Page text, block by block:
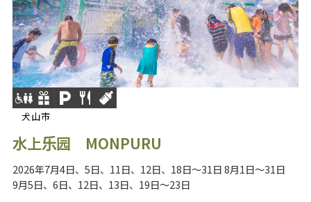
犬山市
水上乐园 MONPURU
2026年7月4日、5日、11日、12日、18日～31日 8月1日～31日
9月5日、6日、12日、13日、19日～23日